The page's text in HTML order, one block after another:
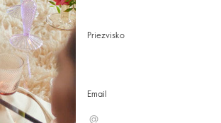
Priezvisko
Email